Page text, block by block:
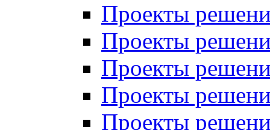
Проекты
Проекты
Проекты
Проекты
Проекты